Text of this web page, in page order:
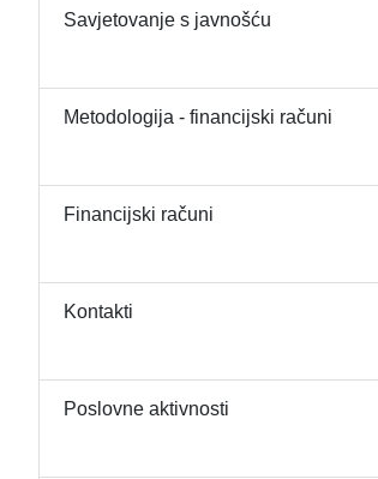
Savjetovanje s javnošću
Metodologija - financijski računi
Financijski računi
Kontakti
Poslovne aktivnosti